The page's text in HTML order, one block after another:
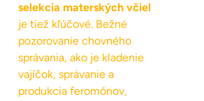
selekcia materských včiel
je tiež kľúčové. Bežné
pozorovanie chovného
správania, ako je kladenie
vajíčok, správanie a
produkcia feromónov,